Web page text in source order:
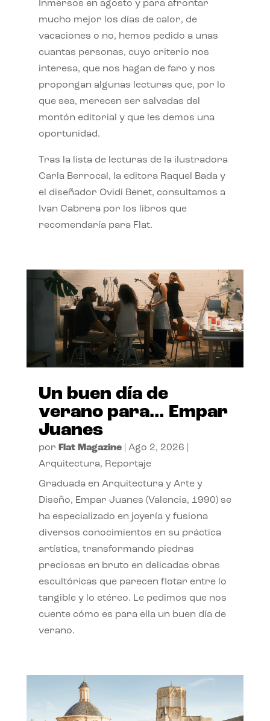
Inmersos en agosto y para afrontar
mucho mejor los días de calor, de
vacaciones o no, hemos pedido a unas
cuantas personas, cuyo criterio nos
interesa, que nos hagan de faro y nos
propongan algunas lecturas que, por lo
que sea, merecen ser salvadas del
montón editorial y que les demos una
oportunidad.
Tras la lista de lecturas de la ilustradora
Carla Berrocal, la editora Raquel Bada y
el diseñador Ovidi Benet, consultamos a
Ivan Cabrera por los libros que
recomendaría para Flat.
Un buen día de
verano para… Empar
Juanes
por Flat Magazine| Ago 2, 2026
Arquitectura, Reportaje
Graduada en Arquitectura y Arte y
Diseño, Empar Juanes (Valencia, 1990) se
ha especializado en joyería y fusiona
diversos conocimientos en su práctica
artística, transformando piedras
preciosas en bruto en delicadas obras
escultóricas que parecen flotar entre lo
tangible y lo etéreo. Le pedimos que nos
cuente cómo es para ella un buen día de
verano.